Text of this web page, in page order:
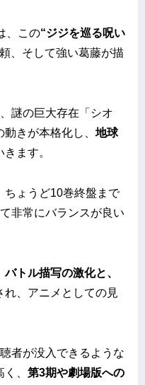
、この“ジジを巡る呪い
、そして強い葛藤が描
謎の巨大存在「シオ
きが本格化し、 地球
きます。
ちょうど10巻終盤まで
非常にバランスが良い
バトル描写の激化と、
れ、アニメとしての見
者が没入できるような
、 第3期や劇場版への